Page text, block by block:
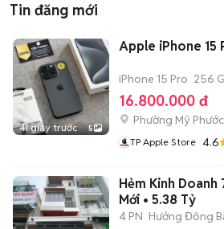
Tin đăng mới
41 giây trước 5
Apple iPhone 15
iPhone 15 Pro 256
16.800.000 đ
Phường Mỹ Phước
TP Apple Store 4.6
Hẻm Kinh Doanh
Mới • 5.38 Tỷ
4 PN Hướng Đông